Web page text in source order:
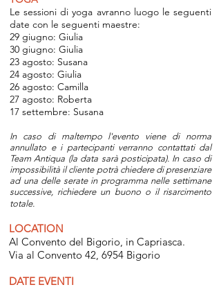
Le sessioni di yoga avranno luogo le seguenti
date con le seguenti maestre:
29 giugno: Giulia
30 giugno: Giulia
23 agosto: Susana
24 agosto: Giulia
26 agosto: Camilla
27 agosto: Roberta
17 settembre: Susana
In caso di maltempo l'evento viene di norma
annullato e i partecipanti verranno contattati dal
Team Antiqua (la data sarà posticipata). In caso di
impossibilità il cliente potrà chiedere di presenziare
ad una delle serate in programma nelle settimane
successive, richiedere un buono o il risarcimento
totale.
LOCATION
Al Convento del Bigorio, in Capriasca.
Via al Convento 42, 6954 Bigorio
DATE EVENTI